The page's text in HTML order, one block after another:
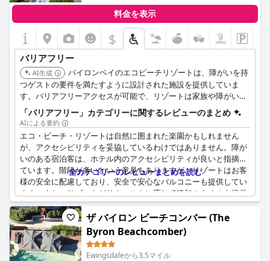
料金を表示
$
バリアフリー
AI生成
バイロンベイのエコビーチリゾートは、障がいを持
つゲストの要件を満たすように設計された施設を提供していま
す。バリアフリーアクセスが可能で、リゾートは家族や障がいを
持つゲストに対応しています。
「バリアフリー」カテゴリーに関するレビューのまとめ
AIによる要約
エコ・ビーチ・リゾートは自然に囲まれた楽園かもしれません
が、アクセシビリティを妥協しているわけではありません。障が
いのある宿泊客は、ホテル内のアクセシビリティが良いと指摘し
ています。階段が多いという意見もありますが、リゾートはお客
様の安全に配慮しており、安全で安心なバルコニーも提供してい
ます。また、リゾートがリクエストに応じて追加のタオルを提供
してくれることも好評ですが、トイレにビデが欲しいという声も
上がっています。照明が改善され、より近代的な設備があれば良
いというエリアもありますが、全体的なアクセシビリティについ
ては評価されています。
全カテゴリーのレビューまとめを読む
ザ バイロン ビーチコンバー (The
Byron Beachcomber)
Ewingsdaleから3.5マイル